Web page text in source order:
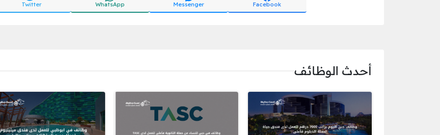
Facebook
Messenger
WhatsApp
Twitter
أحدث الوظائف